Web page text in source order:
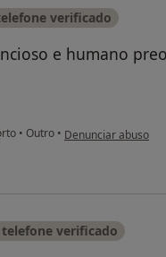
verificado
e humano
• Outro • na opinião do
Denunciar abuso
verificado